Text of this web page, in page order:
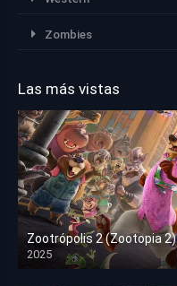
Zombies
Las más vistas
Zootrópolis 2 (Zootopia 2)
2025
HD 1080p